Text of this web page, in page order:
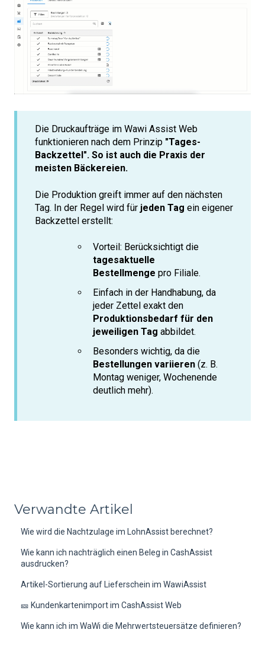
Die Druckaufträge im Wawi Assist Web
funktionieren nach dem Prinzip "Tages-
Backzettel". So ist auch die Praxis der
meisten Bäckereien.
Die Produktion greift immer auf den nächsten
Tag. In der Regel wird für jeden Tag ein eigener
Backzettel erstellt:
Vorteil: Berücksichtigt die
tagesaktuelle
Bestellmenge pro Filiale.
Einfach in der Handhabung, da
jeder Zettel exakt den
Produktionsbedarf für den
jeweiligen Tag abbildet.
Besonders wichtig, da die
Bestellungen variieren (z. B.
Montag weniger, Wochenende
deutlich mehr).
Verwandte Artikel
Wie wird die Nachtzulage im LohnAssist berechnet?
Wie kann ich nachträglich einen Beleg in CashAssist
ausdrucken?
Artikel-Sortierung auf Lieferschein im WawiAssist
🎫 Kundenkartenimport im CashAssist Web
Wie kann ich im WaWi die Mehrwertsteuersätze definieren?